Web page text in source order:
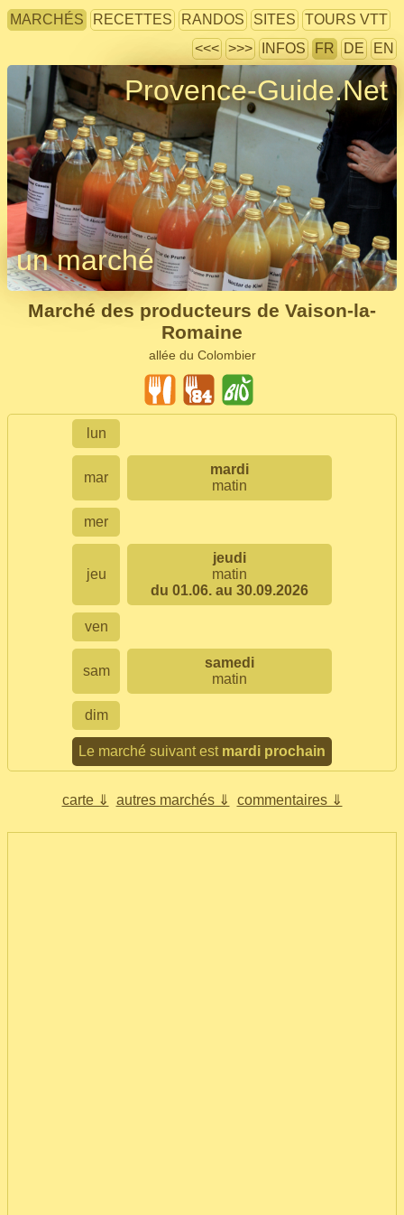
MARCHÉS RECETTES RANDOS SITES
TOURS VTT
<<< >>> INFOS FR DE EN
Provence-Guide.Net
un marché
Marché des producteurs de Vaison-la-
Romaine
allée du Colombier
lun
mar
mardi
matin
mer
jeu
jeudi
matin
du 01.06. au 30.09.2026
ven
sam
samedi
matin
dim
Le marché suivant est mardi prochain
carte ⇓ autres marchés ⇓ commentaires ⇓